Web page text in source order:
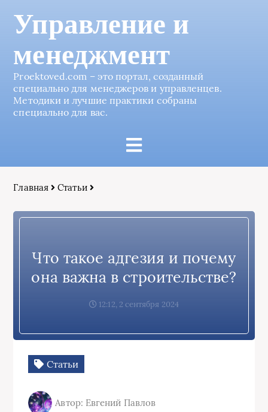
Управление и
менеджмент
Proektoved.com – это портал, созданный
специально для менеджеров и управленцев.
Методики и лучшие практики собраны
специально для вас.
Главная Статьи
Что такое адгезия и почему
она важна в строительстве?
12:12, 2 сентября 2024
Статьи
Автор: Евгений Павлов